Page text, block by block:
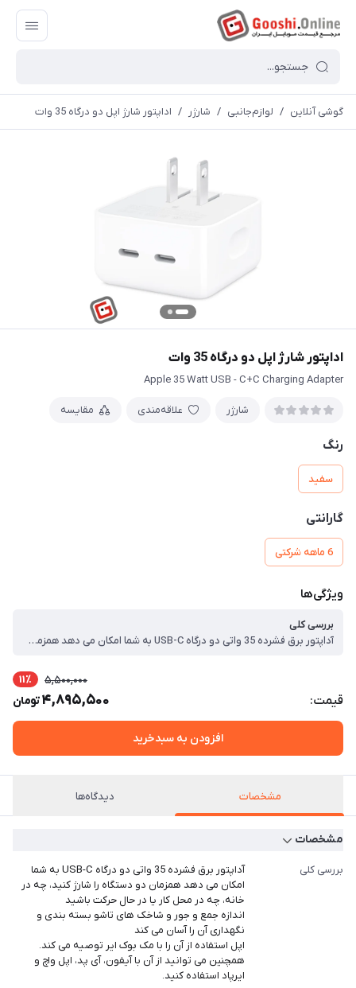
گوشی آنلاین / لوازم‌جانبی / شارژر / اداپتور شارژ اپل دو درگاه 35 وات
اداپتور شارژ اپل دو درگاه 35 وات
Apple 35 Watt USB - C+C Charging Adapter
شارژر علاقه‌مندی مقایسه
رنگ
سفید
گارانتی
6 ماهه شرکتی
ویژگی‌ها
بررسی کلی
آداپتور برق فشرده 35 واتی دو درگاه USB-C به شما امکان می دهد همزمان دو دستگاه را شارژ کنید، چه در خانه، چه در محل کار یا در حال حرکت باشید ، اندازه جمع و جور و شاخک های تاشو بسته بندی و نگهداری آن را آسان می کند ، اپل استفاده از آن را با مک بوک ایر توصیه می کند. همچنین می توانید از آن با آیفون، آی پد، اپل واچ و ایرپاد استفاده کنید.
قیمت:
5,500,000 11٪
4,895,500تومان
افزودن به سبدخرید
مشخصات دیدگاه‌ها
مشخصات
بررسی کلی
آداپتور برق فشرده 35 واتی دو درگاه USB-C به شما
امکان می دهد همزمان دو دستگاه را شارژ کنید، چه در
خانه، چه در محل کار یا در حال حرکت باشید
اندازه جمع و جور و شاخک های تاشو بسته بندی و
نگهداری آن را آسان می کند
اپل استفاده از آن را با مک بوک ایر توصیه می کند.
همچنین می توانید از آن با آیفون، آی پد، اپل واچ و
ایرپاد استفاده کنید.